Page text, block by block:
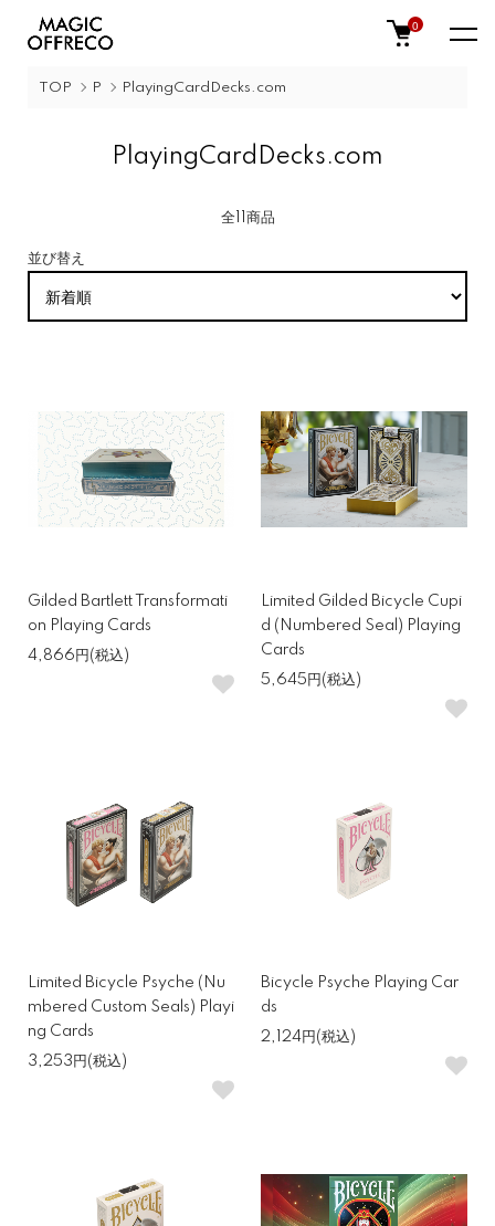
0
TOP P PlayingCardDecks.com
PlayingCardDecks.com
全11商品
並び替え
Gilded Bartlett Transformati
on Playing Cards
4,866円(税込)
Limited Gilded Bicycle Cupi
d (Numbered Seal) Playing
Cards
5,645円(税込)
Limited Bicycle Psyche (Nu
mbered Custom Seals) Playi
ng Cards
3,253円(税込)
Bicycle Psyche Playing Car
ds
2,124円(税込)